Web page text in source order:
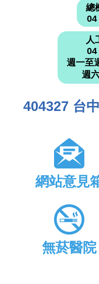
總
04
人
04
週一至
週
404327 台
網站意見
無菸醫院